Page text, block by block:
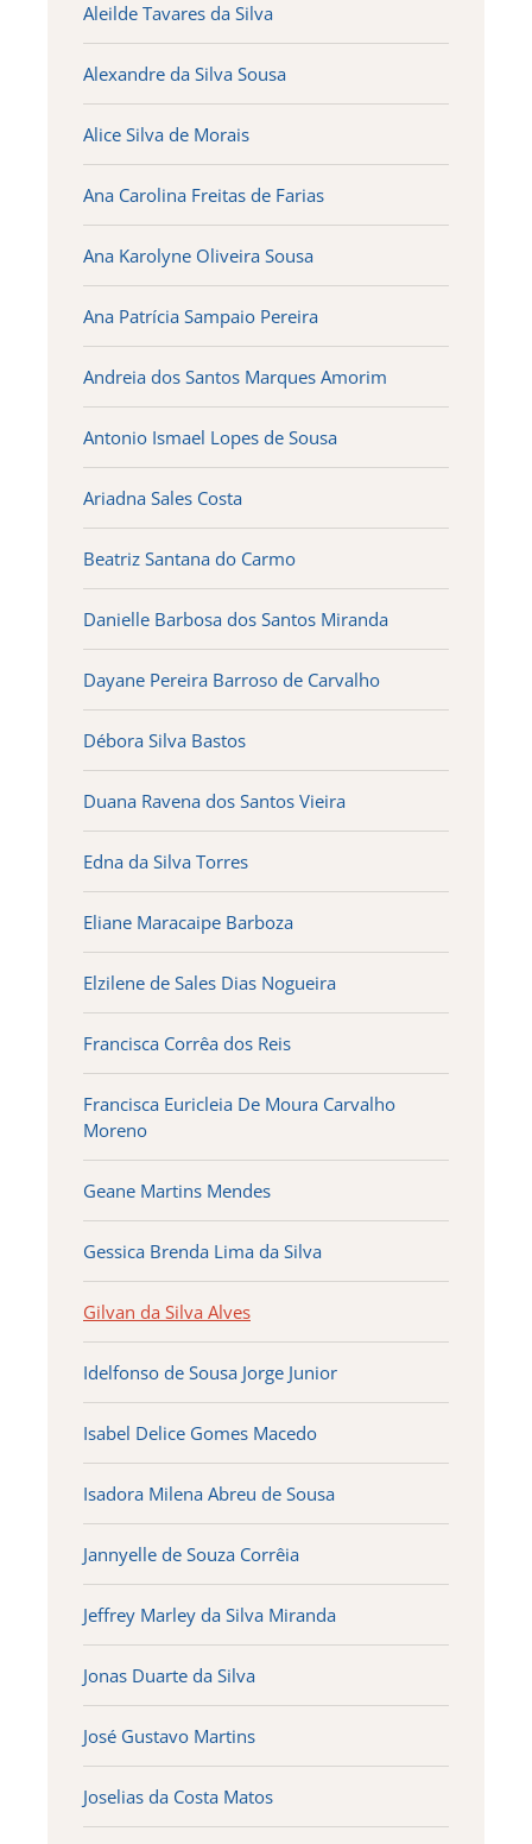
Aleilde Tavares da Silva
Alexandre da Silva Sousa
Alice Silva de Morais
Ana Carolina Freitas de Farias
Ana Karolyne Oliveira Sousa
Ana Patrícia Sampaio Pereira
Andreia dos Santos Marques Amorim
Antonio Ismael Lopes de Sousa
Ariadna Sales Costa
Beatriz Santana do Carmo
Danielle Barbosa dos Santos Miranda
Dayane Pereira Barroso de Carvalho
Débora Silva Bastos
Duana Ravena dos Santos Vieira
Edna da Silva Torres
Eliane Maracaipe Barboza
Elzilene de Sales Dias Nogueira
Francisca Corrêa dos Reis
Francisca Euricleia De Moura Carvalho
Moreno
Geane Martins Mendes
Gessica Brenda Lima da Silva
Gilvan da Silva Alves
Idelfonso de Sousa Jorge Junior
Isabel Delice Gomes Macedo
Isadora Milena Abreu de Sousa
Jannyelle de Souza Corrêia
Jeffrey Marley da Silva Miranda
Jonas Duarte da Silva
José Gustavo Martins
Joselias da Costa Matos